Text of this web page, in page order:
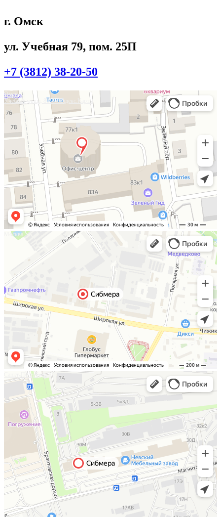
г. Омск
ул. Учебная 79, пом. 25П
+7 (3812) 38-20-50
Омск
Учебная улица, 86 — Яндекс.Карты
Москва
Санкт-Петербург